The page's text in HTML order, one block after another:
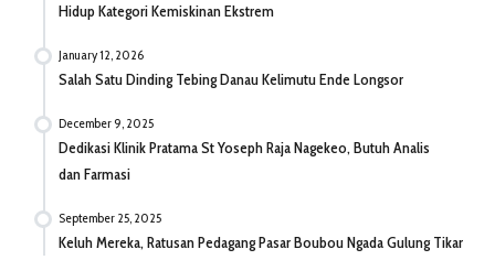
Hidup Kategori Kemiskinan Ekstrem
January 12, 2026
Salah Satu Dinding Tebing Danau Kelimutu Ende Longsor
December 9, 2025
Dedikasi Klinik Pratama St Yoseph Raja Nagekeo, Butuh Analis
dan Farmasi
September 25, 2025
Keluh Mereka, Ratusan Pedagang Pasar Boubou Ngada Gulung Tikar